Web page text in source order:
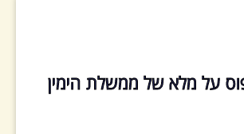
על מלא של ממשלת הימין